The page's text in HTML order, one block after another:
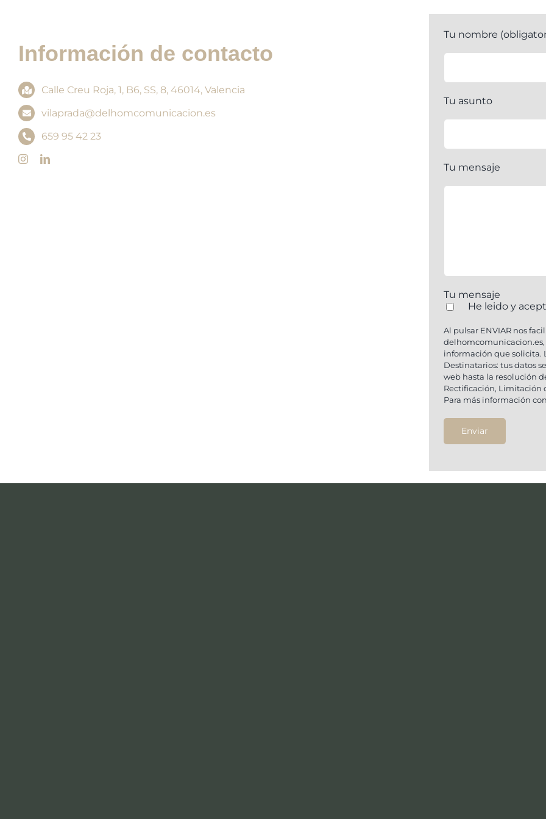
Información de contacto
Calle Creu Roja, 1, B6, SS, 8, 46014, Valencia
vilaprada@delhomcomunicacion.es
659 95 42 23
Tu nombre
Tu asunto
Tu mensaje
Tu mensaje
He leido y
Al pulsar ENVIAR nos
información que solicita.
Destinatarios: tus datos
web hasta la resolución
Rectificación, Limitación
Para más información